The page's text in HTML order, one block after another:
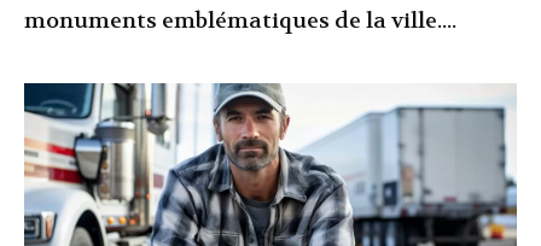
monuments emblématiques de la ville....